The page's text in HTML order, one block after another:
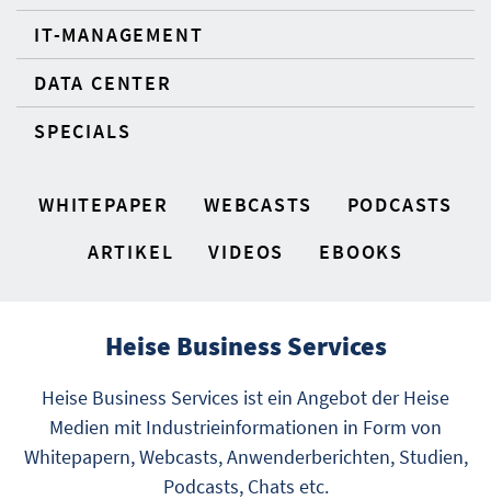
IT-MANAGEMENT
DATA CENTER
SPECIALS
WHITEPAPER WEBCASTS
PODCASTS
ARTIKEL
VIDEOS EBOOKS
Heise Business Services
Heise Business Services ist ein Angebot der Heise
Medien mit Industrieinformationen in Form von
Whitepapern, Webcasts, Anwenderberichten, Studien,
Podcasts, Chats etc.